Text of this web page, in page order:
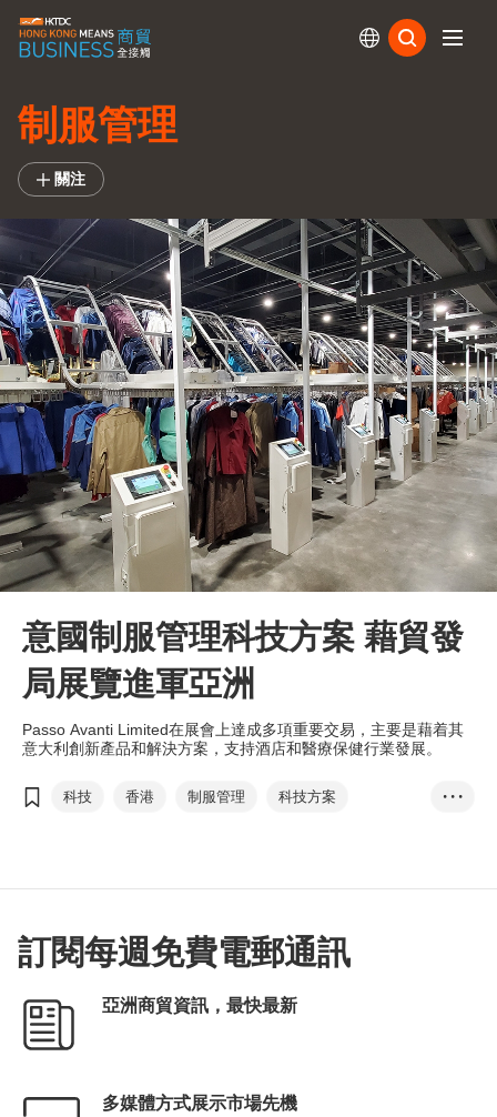
制服管理
關注
意國制服管理科技方案 藉貿發
局展覽進軍亞洲
Passo Avanti Limited在展會上達成多項重要交易，主要是藉着其
意大利創新產品和解決方案，支持酒店和醫療保健行業發展。
科技 香港 制服管理
科技方案
射頻識別
國際資訊科技博覽
• • •
訂閱每週免費電郵通訊
亞洲商貿資訊，最快最新
多媒體方式展示市場先機